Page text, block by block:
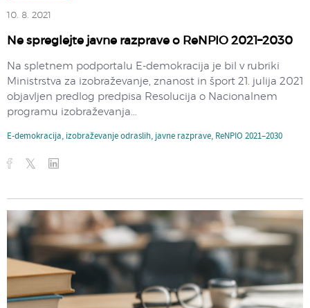
10. 8. 2021
Ne spreglejte javne razprave o ReNPIO 2021–2030
Na spletnem podportalu E-demokracija je bil v rubriki
Ministrstva za izobraževanje, znanost in šport 21. julija 2021
objavljen predlog predpisa Resolucija o Nacionalnem
programu izobraževanja...
E-demokracija, izobraževanje odraslih,javne razprave, ReNPIO 2021–2030